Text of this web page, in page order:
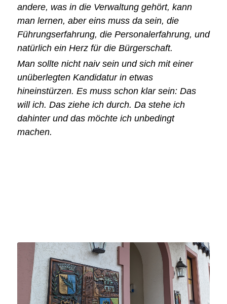
andere, was in die Verwaltung gehört, kann
man lernen, aber eins muss da sein, die
Führungserfahrung, die Personalerfahrung, und
natürlich ein Herz für die Bürgerschaft.
Man sollte nicht naiv sein und sich mit einer
unüberlegten Kandidatur in etwas
hineinstürzen. Es muss schon klar sein: Das
will ich. Das ziehe ich durch. Da stehe ich
dahinter und das möchte ich unbedingt
machen.